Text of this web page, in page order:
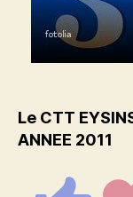
Le CTT
ANNEE 2011